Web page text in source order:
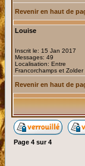
Revenir en haut de
Louise
Inscrit le: 15 Jan 2017
Messages: 49
Localisation: Entre
Francorchamps et Zolder
Revenir en haut de
Page 4 sur4